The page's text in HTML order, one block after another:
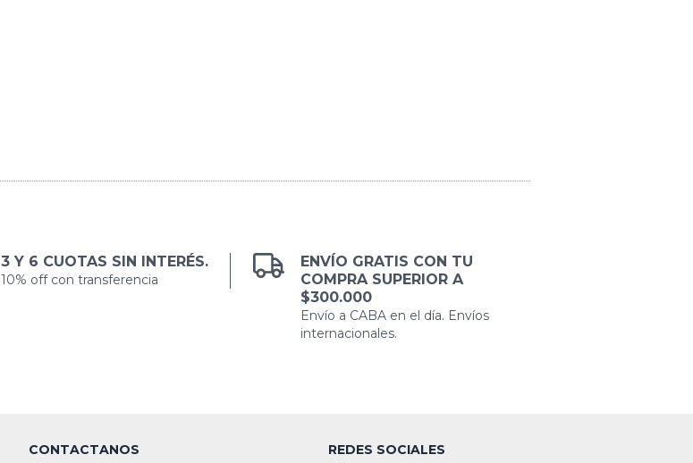
3 Y 6 CUOTAS SIN INTERÉS.
10% off con transferencia
ENVÍO GRATIS CON TU
COMPRA SUPERIOR A
$300.000
Envío a CABA en el día. Envíos
internacionales.
CONTACTANOS
REDES SOCIALES